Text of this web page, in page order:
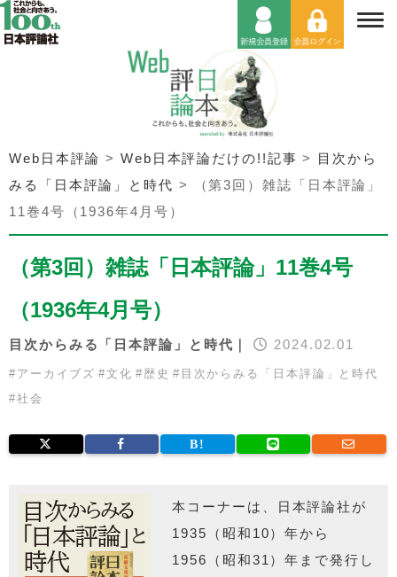
Web日本評論 > Web日本評論だけの!!記事 >
目次から
みる「日本評論」と時代 >
（第3回）雑誌「日本評論」
11巻4号（1936年4月号）
（第3回）雑誌「日本評論」11巻4号
（1936年4月号）
目次からみる「日本評論」と時代｜ 2024.02.01
# アーカイブズ #文化 # 歴史 # 目次からみる「日本評論」と時代
#社会
本コーナーは、日本評論社が
1935（昭和10）年から
1956（昭和31）年まで発行し